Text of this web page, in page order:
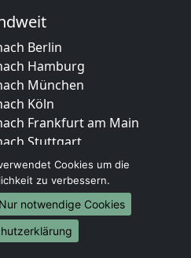
Berlin
Hamburg
München
Köln
Frankfurt am Main
Stuttgart
Düsseldorf
Leipzig
Dortmund
Essen
Bremen
Cookies um die
zu verbessern.
Nur notwendige Cookies